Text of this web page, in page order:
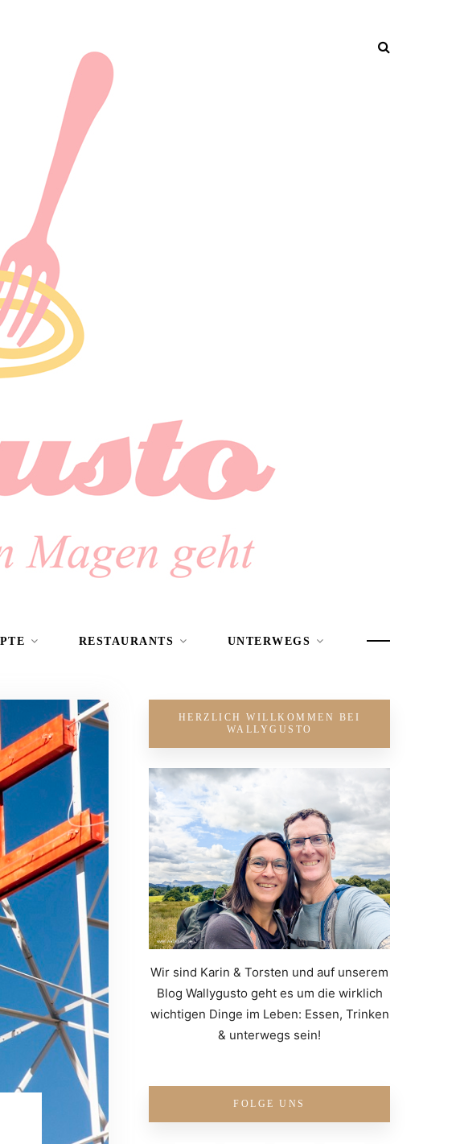
RESTAURANTS UNTERWEGS
HERZLICH WILLKOMMEN BEI
WALLYGUSTO
Wir sind Karin & Torsten und auf unserem
Blog Wallygusto geht es um die wirklich
wichtigen Dinge im Leben: Essen, Trinken
& unterwegs sein!
FOLGE UNS